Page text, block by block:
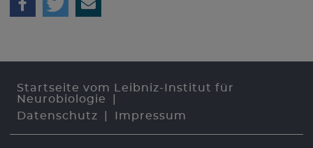
Startseite vom Leibniz-Institut für
Neurobiologie
Datenschutz
Impressum